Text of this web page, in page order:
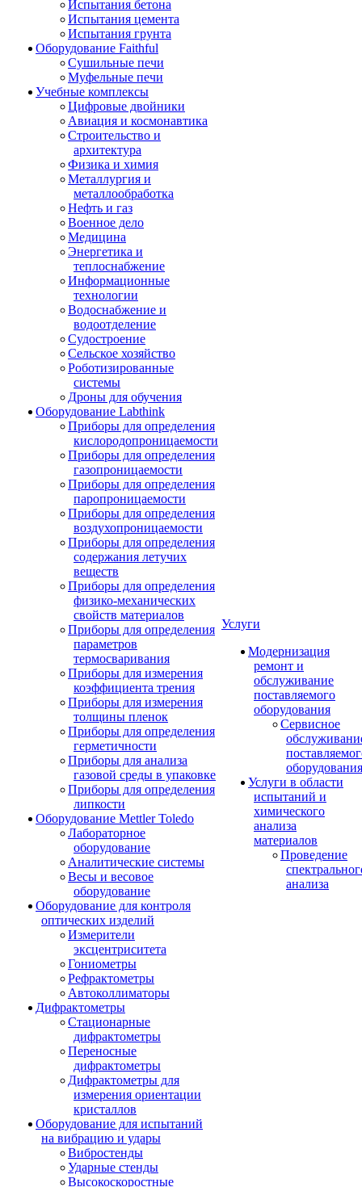
Испытания бетона
Испытания цемента
Испытания грунта
Оборудование Faithful
Сушильные печи
Муфельные печи
Учебные комплексы
Цифровые двойники
Авиация и космонавтика
Строительство и
архитектура
Физика и химия
Металлургия и
металлообработка
Нефть и газ
Военное дело
Медицина
Энергетика и
теплоснабжение
Информационные
технологии
Водоснабжение и
водоотделение
Судостроение
Сельское хозяйство
Роботизированные
системы
Дроны для обучения
Оборудование Labthink
Приборы для определения
кислородопроницаемости
Приборы для определения
газопроницаемости
Приборы для определения
паропроницаемости
Приборы для определения
воздухопроницаемости
Приборы для определения
содержания летучих
веществ
Приборы для определения
физико-механических
свойств материалов
Приборы для определения
параметров
термосваривания
Приборы для измерения
коэффициента трения
Приборы для измерения
толщины пленок
Приборы для определения
герметичности
Приборы для анализа
газовой среды в упаковке
Приборы для определения
липкости
Оборудование Mettler Toledo
Лабораторное
оборудование
Аналитические системы
Весы и весовое
оборудование
Оборудование для контроля
оптических изделий
Измерители
эксцентриситета
Гониометры
Рефрактометры
Автоколлиматоры
Дифрактометры
Стационарные
дифрактометры
Переносные
дифрактометры
Дифрактометры для
измерения ориентации
кристаллов
Оборудование для испытаний
на вибрацию и удары
Вибростенды
Ударные стенды
Высокоскоростные
Услуги
Модернизация
ремонт и
обслуживание
поставляемого
оборудования
Сервисное
оборудования
Услуги в области
испытаний и
химического
анализа
материалов
Проведение
анализа